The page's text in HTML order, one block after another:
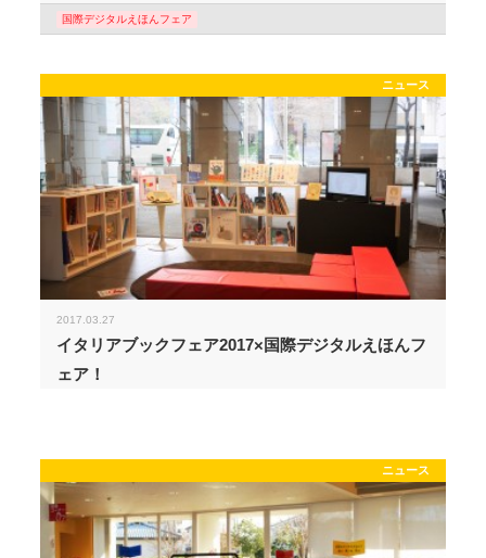
国際デジタルえほんフェア
ニュース
2017.03.27
イタリアブックフェア2017×国際デジタルえほんフ
ェア！
ニュース